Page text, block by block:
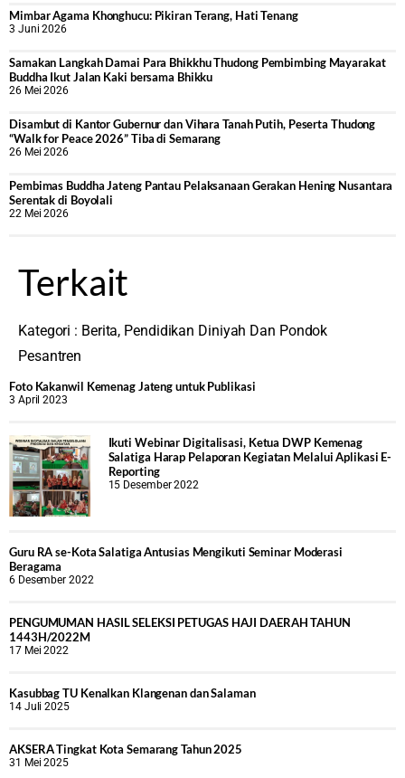
Mimbar Agama Khonghucu: Pikiran Terang, Hati Tenang
3 Juni 2026
Samakan Langkah Damai Para Bhikkhu Thudong Pembimbing Mayarakat
Buddha Ikut Jalan Kaki bersama Bhikku
26 Mei 2026
Disambut di Kantor Gubernur dan Vihara Tanah Putih, Peserta Thudong
“Walk for Peace 2026” Tiba di Semarang
26 Mei 2026
‎Pembimas Buddha Jateng Pantau Pelaksanaan Gerakan Hening Nusantara
Serentak di Boyolali
22 Mei 2026
Terkait
Kategori : Berita, Pendidikan Diniyah Dan Pondok
Pesantren
Foto Kakanwil Kemenag Jateng untuk Publikasi
3 April 2023
Ikuti Webinar Digitalisasi, Ketua DWP Kemenag
Salatiga Harap Pelaporan Kegiatan Melalui Aplikasi E-
Reporting
15 Desember 2022
Guru RA se-Kota Salatiga Antusias Mengikuti Seminar Moderasi
Beragama
6 Desember 2022
PENGUMUMAN HASIL SELEKSI PETUGAS HAJI DAERAH TAHUN
1443H/2022M
17 Mei 2022
Kasubbag TU Kenalkan Klangenan dan Salaman
14 Juli 2025
AKSERA Tingkat Kota Semarang Tahun 2025
31 Mei 2025